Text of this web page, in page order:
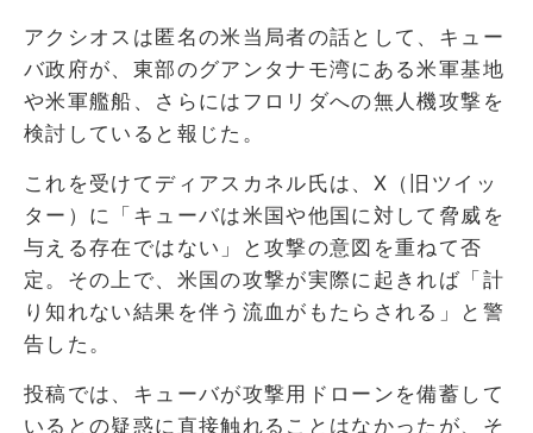
アクシオスは匿名の米当局者の話として、キュー
バ政府が、東部のグアンタナモ湾にある米軍基地
や米軍艦船、さらにはフロリダへの無人機攻撃を
検討していると報じた。
これを受けてディアスカネル氏は、X（旧ツイッ
ター）に「キューバは米国や他国に対して脅威を
与える存在ではない」と攻撃の意図を重ねて否
定。その上で、米国の攻撃が実際に起きれば「計
り知れない結果を伴う流血がもたらされる」と警
告した。
投稿では、キューバが攻撃用ドローンを備蓄して
いるとの疑惑に直接触れることはなかったが、そ